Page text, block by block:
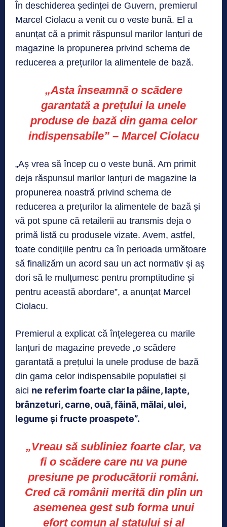
În deschiderea ședinței de Guvern, premierul
Marcel Ciolacu a venit cu o veste bună. El a
anunțat că a primit răspunsul marilor lanțuri de
magazine la propunerea privind schema de
reducerea a prețurilor la alimentele de bază.
„Asta înseamnă o scădere
garantată a prețului la unele
produse de bază din gama celor
indispensabile” – Marcel Ciolacu
„Aș vrea să încep cu o veste bună. Am primit
deja răspunsul marilor lanțuri de magazine la
propunerea noastră privind schema de
reducerea a prețurilor la alimentele de bază și
vă pot spune că retailerii au transmis deja o
primă listă cu produsele vizate. Avem, astfel,
toate condițiile pentru ca în perioada următoare
să finalizăm un acord sau un act normativ și aș
dori să le mulțumesc pentru promptitudine și
pentru această abordare”, a anunțat Marcel
Ciolacu.
Premierul a explicat că înțelegerea cu marile
lanțuri de magazine prevede „o scădere
garantată a prețului la unele produse de bază
din gama celor indispensabile populației și
aici ne referim foarte clar la pâine, lapte,
brânzeturi, carne, ouă, făină, mălai, ulei,
legume și fructe proaspete”.
„Vreau să subliniez foarte clar, va
fi o scădere care nu va pune
presiune pe producătorii români.
Cred că românii merită din plin un
asemenea gest sub forma unui
efort comun al statului și al